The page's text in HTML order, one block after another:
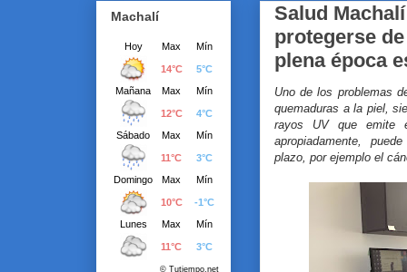
Salud
protegerse
plena época
Uno de los problemas
quemaduras a la piel,
rayos UV que emite
apropiadamente,
plazo, por ejemplo el
Machalí